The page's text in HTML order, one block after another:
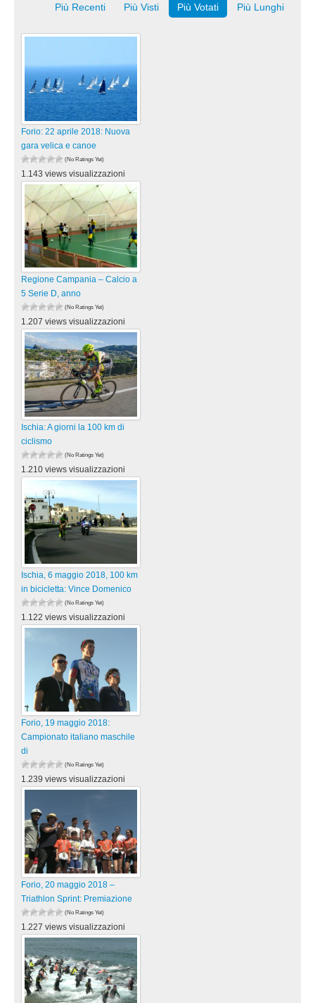
Più Recenti Più Visti Più Votati Più Lunghi
Forio: 22 aprile 2018: Nuova
gara velica e canoe
(No Ratings Yet)
1.143 views visualizzazioni
Regione Campania – Calcio a
5 Serie D, anno
(No Ratings Yet)
1.207 views visualizzazioni
Ischia: A giorni la 100 km di
ciclismo
(No Ratings Yet)
1.210 views visualizzazioni
Ischia, 6 maggio 2018, 100 km
in bicicletta: Vince Domenico
(No Ratings Yet)
1.122 views visualizzazioni
Forio, 19 maggio 2018:
Campionato italiano maschile
di
(No Ratings Yet)
1.239 views visualizzazioni
Forio, 20 maggio 2018 –
Triathlon Sprint: Premiazione
(No Ratings Yet)
1.227 views visualizzazioni